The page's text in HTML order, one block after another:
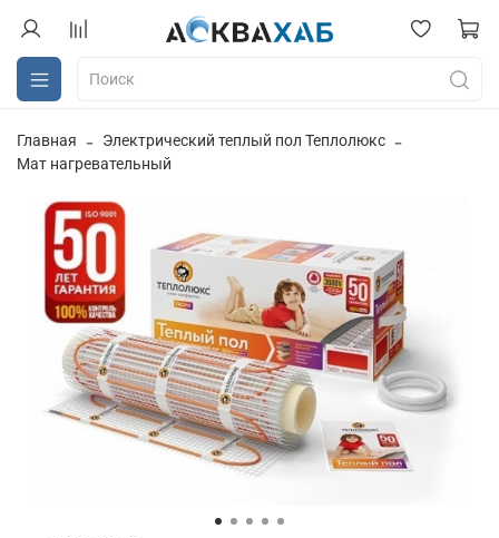
Главная
Электрический теплый пол Теплолюкс
Мат нагревательный